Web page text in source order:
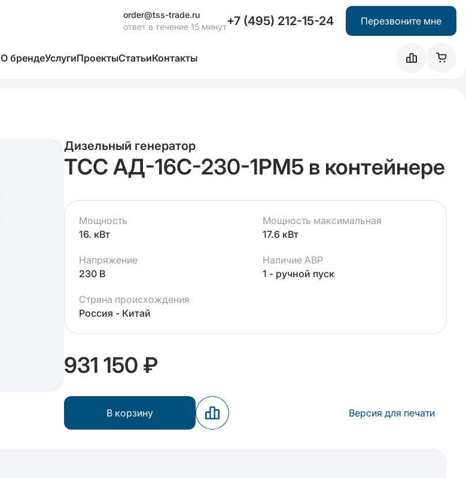
order@tss-trade.ru
ответ в течение 15 минут+7 (495) 212-15-24 Перезвоните мне
О брендеУслугиПроектыСтатьиКонтакты
Дизельный генератор
ТСС АД-16С-230-1РМ5 в контейнере
Мощность
16. кВт
Мощность максимальная
17.6 кВт
Напряжение
230 В
Наличие АВР
1 - ручной пуск
Страна происхождения
Россия - Китай
931 150 ₽
В корзину Версия для печати